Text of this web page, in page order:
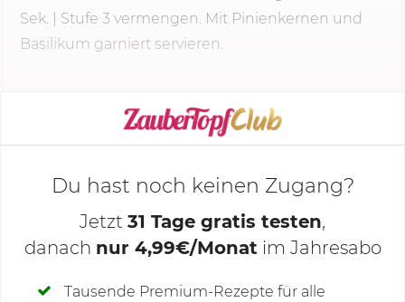
Sek. | Stufe 3 vermengen. Mit Pinienkernen und
Basilikum garniert servieren.
KOCHMODUS STARTEN
Deine Notizen
Du hast noch keinen Zugang?
Jetzt 31 Tage gratis testen,
danach nur 4,99€/Monat im Jahresabo
Tausende Premium-Rezepte für alle